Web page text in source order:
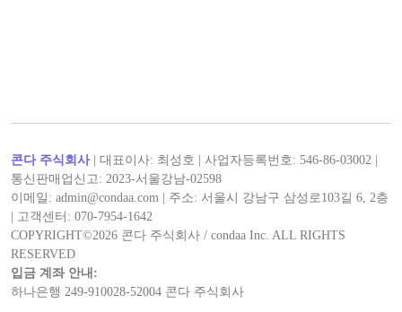
콘다 주식회사| 대표이사: 최성호 | 사업자등록번호: 546-86-03002 |
통신판매업신고: 2023-서울강남-02598
이메일: admin@condaa.com | 주소: 서울시 강남구 삼성로103길 6, 2층
| 고객센터: 070-7954-1642
COPYRIGHT©2026 콘다 주식회사 / condaa Inc. ALL RIGHTS
RESERVED
입금 계좌 안내:
하나은행 249-910028-52004 콘다 주식회사